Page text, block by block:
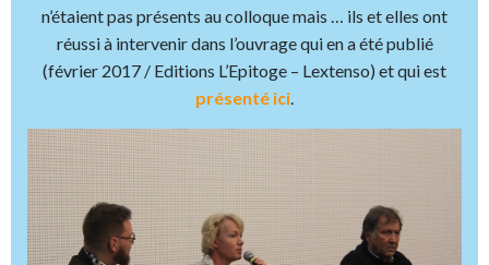
n’étaient pas présents au colloque mais … ils et elles ont
réussi à intervenir dans l’ouvrage qui en a été publié
(février 2017 / Editions L’Epitoge – Lextenso) et qui est
présenté ici